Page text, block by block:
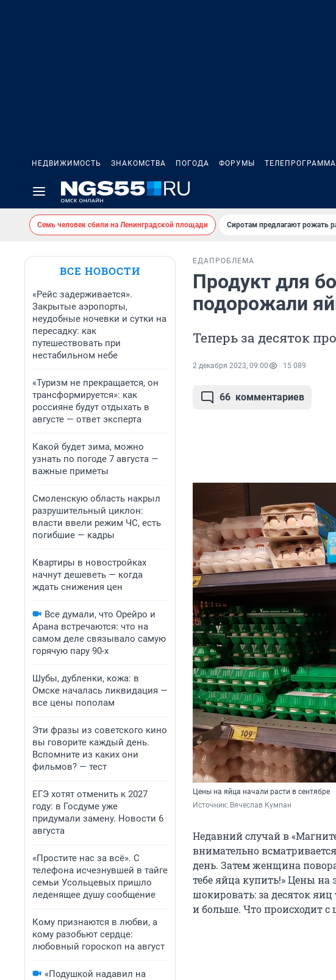
НЕДВИЖИМОСТЬ ЗНАКОМСТВА ПОГОДА ФОРУМЫ ТЕЛЕПРОГРАММА
Семь человек сбили на Ленинградской площади Сиротам предлагают рожать
ВСЕ НОВОСТИ
«Рейс задерживается».
Закрытые аэропорты,
неудобные ночевки и сутки на
пересадку: как
путешествовать при
нестабильном небе
«Туризм не прекращается, он
трансформируется»: как
россияне будут отдыхать в
августе — ответ эксперта
Какой будет зима, можно
узнать по погоде 7 августа —
важные приметы
Смоленскую область накрыл
разрушительный циклон:
власти ввели режим ЧС, есть
погибшие — кадры
Квартиры в новостройках
начнут дешеветь — когда
ждать снижения цен
Все думали, что Орейро и
Арана встречаются: что на
самом деле связывало самую
горячую пару 90-х
Шубы, дубленки, кожа: в
Омске началась ликвидация —
все цены пополам
Эти фразы из советского кино
вы говорите каждый день.
Вспомните из каких они
фильмов? — тест
ЕГЭ хотят отменить к 2027
году: в Госдуме уже
придумали замену. Новости 6
августа
«Простите нас за всё». С
телефона исчезнувшей в тайге
семьи Усольцевых пришло
леденящее душу сообщение
Кому признаются в любви, а
кому разобьют сердце:
любовный гороскоп на август
«Подушкой надавил на
ЕДА ПРОБЛЕМА
Продукт для
подорожали
Теперь за десяток
2 декабря 2023, 09:00 15 089
66 комментариев
Цены на яйца начали расти в сентябре
Источник: Вячеслав Кумпан
Недавний случай в
внимательно
день. Затем женщина
тебе яйца купить!» Цены на
шокировать: за десяток яиц
и больше. Что происходит с